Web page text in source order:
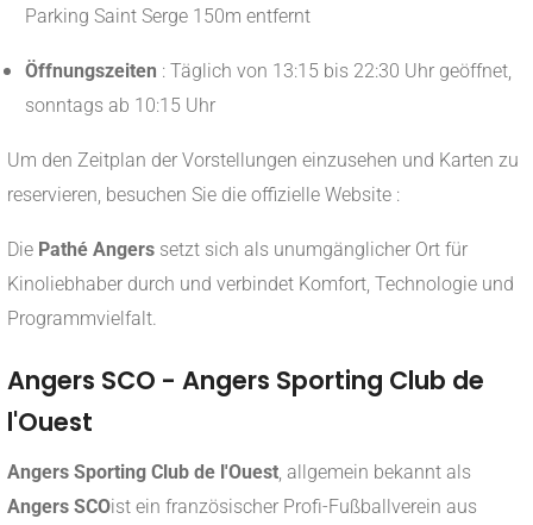
Parking Saint Serge 150m entfernt
Öffnungszeiten : Täglich von 13:15 bis 22:30 Uhr geöffnet,
sonntags ab 10:15 Uhr
Um den Zeitplan der Vorstellungen einzusehen und Karten zu
reservieren, besuchen Sie die offizielle Website :
Die Pathé Angers setzt sich als unumgänglicher Ort für
Kinoliebhaber durch und verbindet Komfort, Technologie und
Programmvielfalt.
Angers SCO - Angers Sporting Club de
l'Ouest
Angers Sporting Club de l'Ouest, allgemein bekannt als
Angers SCOist ein französischer Profi-Fußballverein aus